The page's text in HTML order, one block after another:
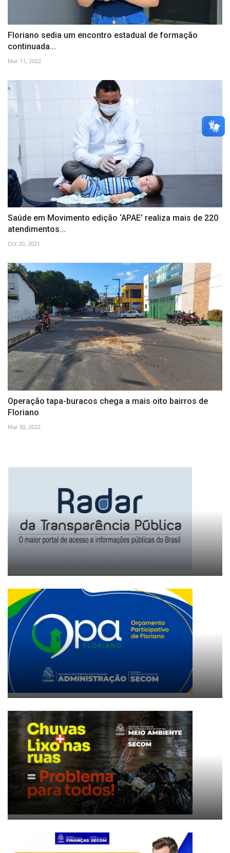
Floriano sedia um encontro estadual de formação
continuada...
Mar 11, 2022
Saúde em Movimento edição ‘APAE’ realiza mais de 220
atendimentos...
Oct 20, 2021
Operação tapa-buracos chega a mais oito bairros de
Floriano
Mai 30, 2022